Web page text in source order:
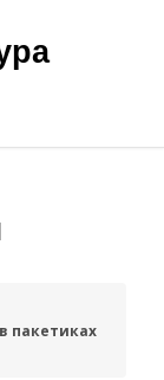
пакетиках